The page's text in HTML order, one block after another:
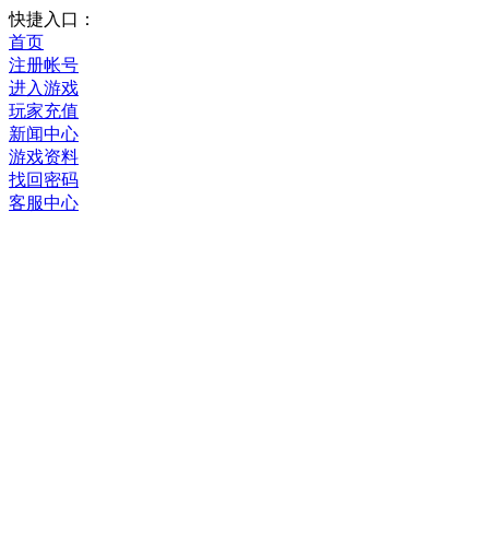
快捷入口：
首页
注册帐号
进入游戏
玩家充值
新闻中心
游戏资料
找回密码
客服中心